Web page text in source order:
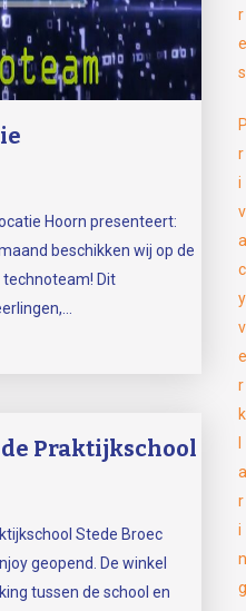
Hoorn presenteert:
beschikken wij op de
technoteam! Dit
Praktijkschool
Stede Broec
geopend. De winkel
tussen de school en
r
e
s
r
i
v
a
c
y
v
e
r
k
a
r
i
n
g